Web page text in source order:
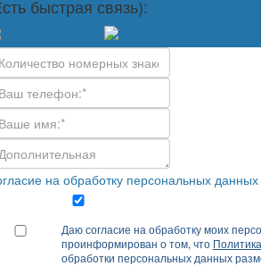
быстрая связь):
на обработку персональных данных
Даю согласие на обработку моих
проинформирован о том, что Политика
обработки персональных данных